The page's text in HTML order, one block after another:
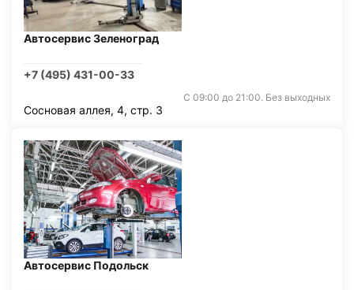
Автосервис Зеленоград
+7 (495) 431-00-33
С 09:00 до 21:00. Без выходных
Сосновая аллея, 4, стр. 3
Автосервис Подольск